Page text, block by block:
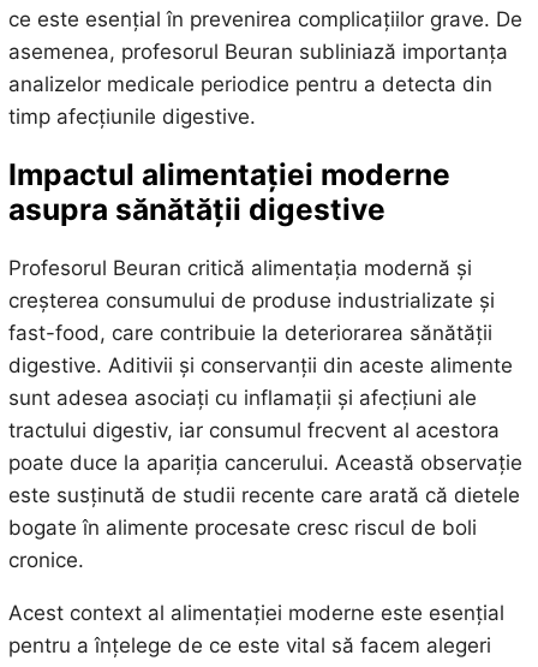
ce este esențial în prevenirea complicațiilor grave. De
asemenea, profesorul Beuran subliniază importanța
analizelor medicale periodice pentru a detecta din
timp afecțiunile digestive.
Impactul alimentației moderne
asupra sănătății digestive
Profesorul Beuran critică alimentația modernă și
creșterea consumului de produse industrializate și
fast-food, care contribuie la deteriorarea sănătății
digestive. Aditivii și conservanții din aceste alimente
sunt adesea asociați cu inflamații și afecțiuni ale
tractului digestiv, iar consumul frecvent al acestora
poate duce la apariția cancerului. Această observație
este susținută de studii recente care arată că dietele
bogate în alimente procesate cresc riscul de boli
cronice.
Acest context al alimentației moderne este esențial
pentru a înțelege de ce este vital să facem alegeri